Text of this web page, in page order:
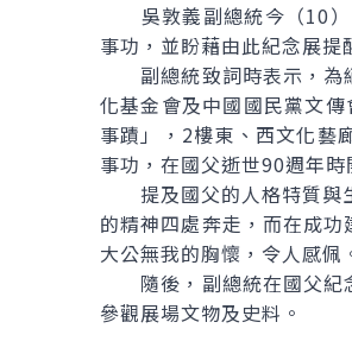
吳敦義副總統今（10）
事功，並盼藉由此紀念展
副總統致詞時表示，為
化基金會及中國國民黨文
事蹟」，2樓東、西文化藝
事功，在國父逝世90週年
提及國父的人格特質與
的精神四處奔走，而在成
大公無我的胸懷，令人感佩
隨後，副總統在國父紀
參觀展場文物及史料。